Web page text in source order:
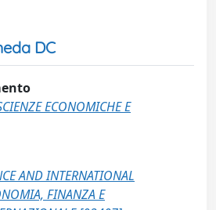
DC
ECONOMICHE E
AND INTERNATIONAL
FINANZA E